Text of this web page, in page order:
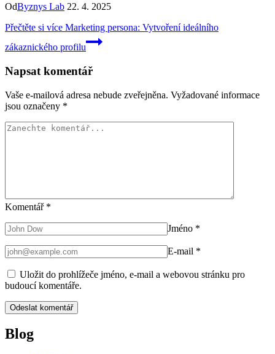
OdByznys Lab 22. 4. 2025
Přečtěte si více Marketing persona: Vytvoření ideálního
zákaznického profilu
Napsat komentář
Vaše e-mailová adresa nebude zveřejněna. Vyžadované informace
jsou označeny *
Komentář *
Jméno *
E-mail *
Uložit do prohlížeče jméno, e-mail a webovou stránku pro
budoucí komentáře.
Blog